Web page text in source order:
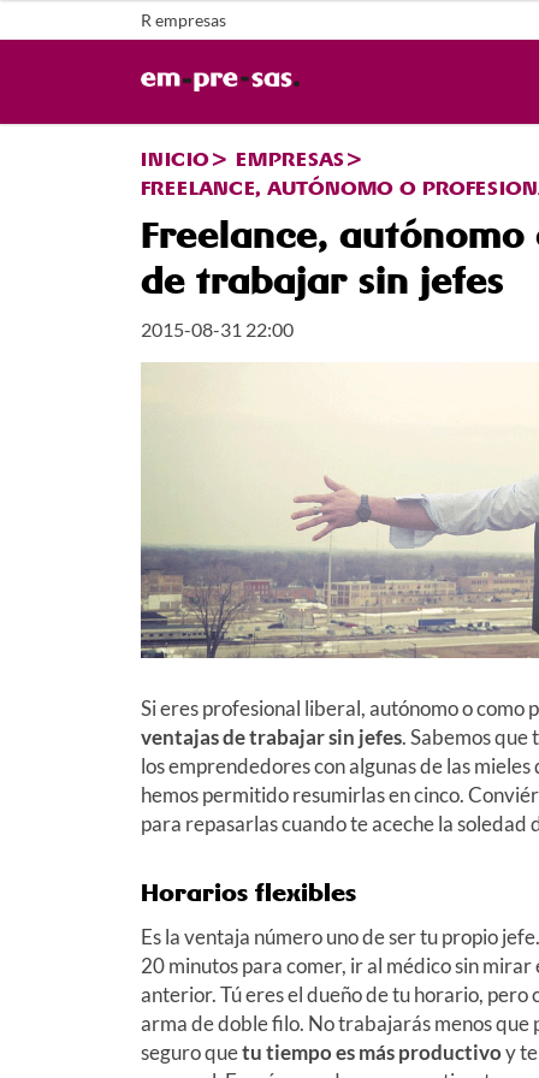
R empresas
INICIO
EMPRESAS
FREELANCE, AUTÓNOMO O
Freelance,
de trabajar sin jefes
2015-08-31 22:00
Si eres profesional liberal, autónomo o como
ventajas de trabajar sin jefes. Sabemos que
los emprendedores con algunas de las
hemos permitido resumirlas en cinco.
para repasarlas cuando te aceche la
Horarios flexibles
Es la ventaja número uno de ser tu propio
20 minutos para comer, ir al médico sin
anterior. Tú eres el dueño de tu horario, pero
arma de doble filo. No trabajarás menos que
seguro quetu tiempo es más productivoy